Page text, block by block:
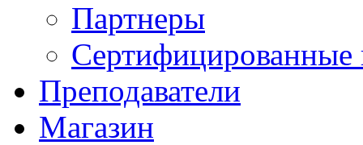
Партнеры
Сертифицированные
Преподаватели
Магазин